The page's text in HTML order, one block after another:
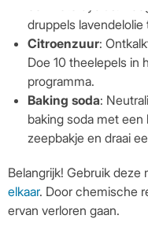
druppels lavendelolie
Citroenzuur:
Doe 10 theelepels in
programma.
Baking soda:
baking soda met
zeepbakje en draai
Belangrijk! Gebruik deze
elkaar. Door chemische
ervan verloren gaan.